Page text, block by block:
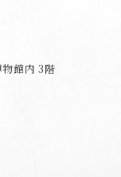
館内 3階